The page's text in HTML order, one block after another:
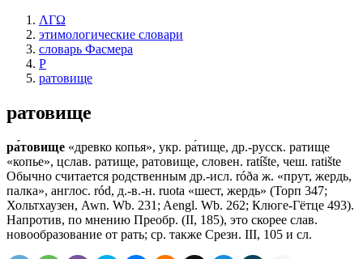
ΛΓΩ
этимологические словари
словарь Фасмера
Р
ратовище
ратовище
ра́товище «древко копья», укр. ра́тище, др.-русск. ратище
«копье», цслав. ратище, ратовище, словен. ratíšte, чеш. ratište
Обычно считается родственным др.-исл. róðа ж. «прут, жердь,
палка», англос. ród, д.-в.-н. ruota «шест, жердь» (Торп 347;
Хольтхаузен, Awn. Wb. 231; Aengl. Wb. 262; Клюге-Гётце 493).
Напротив, по мнению Преобр. (II, 185), это скорее слав.
новообразование от рать; ср. также Срезн. III, 105 и сл.